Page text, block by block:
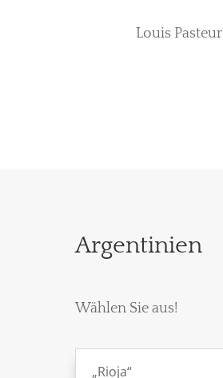
Louis Pasteur
Argentinien
Wählen Sie aus!
„Rioja“